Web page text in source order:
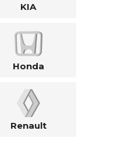
KIA
Honda
Renault